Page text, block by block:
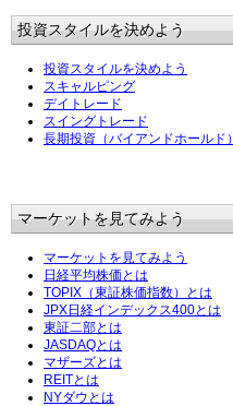
投資スタイルを決めよう
投資スタイルを決めよう
スキャルピング
デイトレード
スイングトレード
長期投資（バイアンドホールド）
マーケットを見てみよう
マーケットを見てみよう
日経平均株価とは
TOPIX（東証株価指数）とは
JPX日経インデックス400とは
東証二部とは
JASDAQとは
マザーズとは
REITとは
NYダウとは